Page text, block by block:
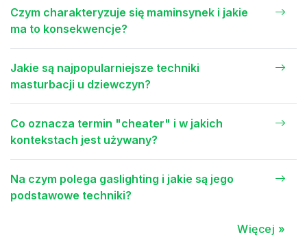
Czym charakteryzuje się maminsynek i jakie
ma to konsekwencje?
Jakie są najpopularniejsze techniki
masturbacji u dziewczyn?
Co oznacza termin "cheater" i w jakich
kontekstach jest używany?
Na czym polega gaslighting i jakie są jego
podstawowe techniki?
Więcej »